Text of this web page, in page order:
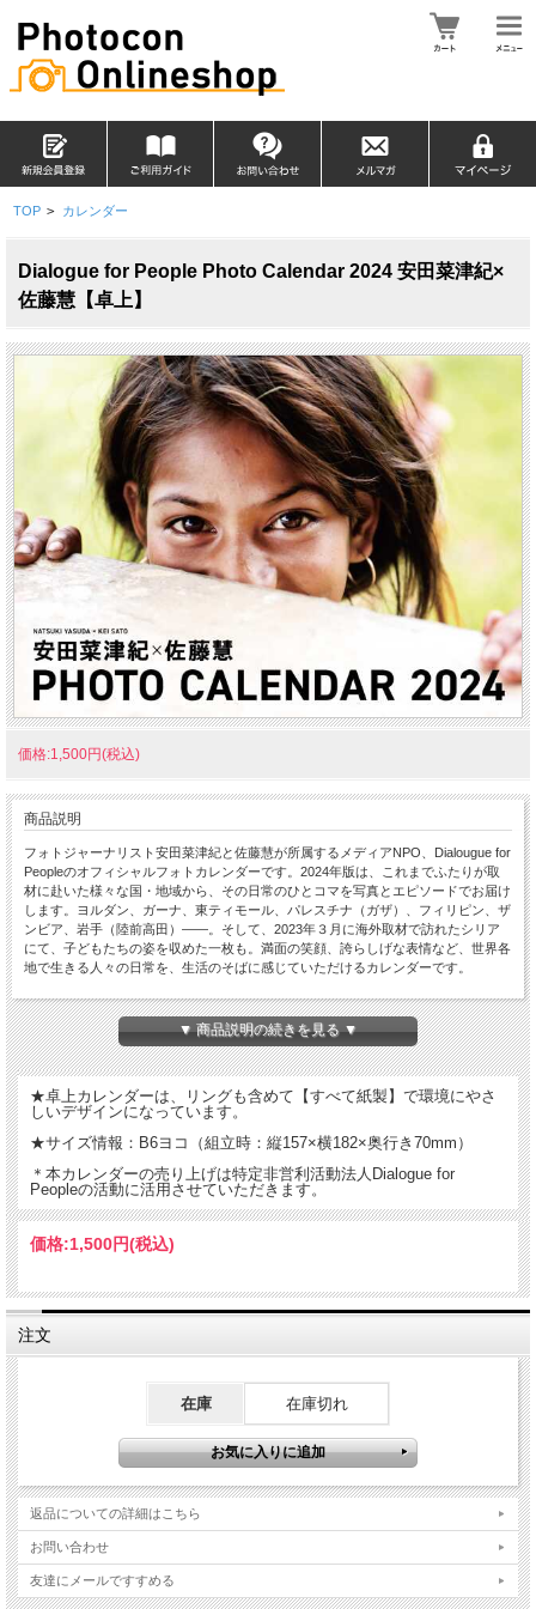
TOP > カレンダー
Dialogue for People Photo Calendar 2024 安田菜津紀×
佐藤慧【卓上】
価格:1,500円(税込)
商品説明
フォトジャーナリスト安田菜津紀と佐藤慧が所属するメディアNPO、Dialougue for
Peopleのオフィシャルフォトカレンダーです。2024年版は、これまでふたりが取
材に赴いた様々な国・地域から、その日常のひとコマを写真とエピソードでお届け
します。ヨルダン、ガーナ、東ティモール、パレスチナ（ガザ）、フィリピン、ザ
ンビア、岩手（陸前高田）――。そして、2023年３月に海外取材で訪れたシリア
にて、子どもたちの姿を収めた一枚も。満面の笑顔、誇らしげな表情など、世界各
地で生きる人々の日常を、生活のそばに感じていただけるカレンダーです。
2024年カレンダーメッセージ
気候危機や紛争、人権の在り方など、世界には国境の内側だけでは解決の難しい課
題が山積しています。それぞれの問題の大きさにめまいがしそうになりますが、よ
り良い社会を育んでいく営みは、いつも足元の一歩一歩から始まります。そこにあ
り豊かなものになるのではないでしょうか。レンズ越しに視線を交わした子どもた
ち、それぞれの地で大切な人々と過ごす日常――。世界各地で頂いてきた「宝物」
をみなさんと分かち合えましたら幸いです。
▼ 商品説明の続きを見る ▼
★卓上カレンダーは、リングも含めて【すべて紙製】で環境にやさ
しいデザインになっています。
★サイズ情報：B6ヨコ（組立時：縦157×横182×奥行き70mm）
＊本カレンダーの売り上げは特定非営利活動法人Dialogue for
Peopleの活動に活用させていただきます。
価格:1,500円(税込)
注文
在庫 在庫切れ
返品についての詳細はこちら
お問い合わせ
友達にメールですすめる